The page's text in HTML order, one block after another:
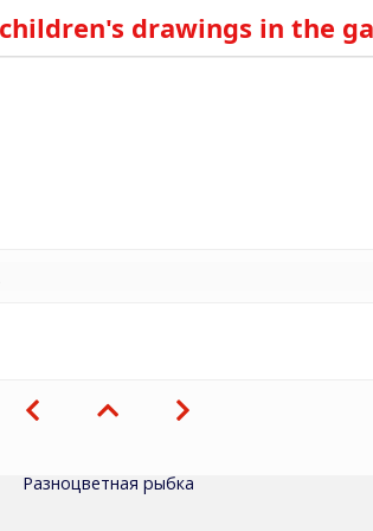
drawings in the
Разноцветная рыбка